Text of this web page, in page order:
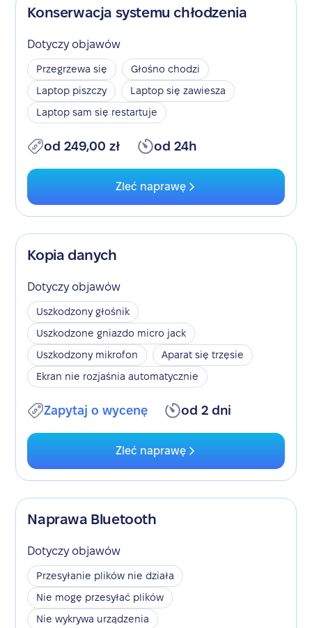
Konserwacja systemu chłodzenia
Dotyczy objawów
Przegrzewa się
Głośno chodzi
Laptop piszczy
Laptop się zawiesza
Laptop sam się restartuje
od 249,00 zł od 24h
Zleć naprawę
Kopia danych
Dotyczy objawów
Uszkodzony głośnik
Uszkodzone gniazdo micro jack
Uszkodzony mikrofon
Aparat się trzęsie
Ekran nie rozjaśnia automatycznie
Zapytaj o wycenę od 2 dni
Zleć naprawę
Naprawa Bluetooth
Dotyczy objawów
Przesyłanie plików nie działa
Nie mogę przesyłać plików
Nie wykrywa urządzenia